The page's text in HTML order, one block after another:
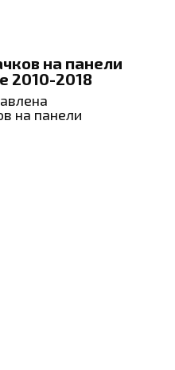
на панели
2010-2018
на панели